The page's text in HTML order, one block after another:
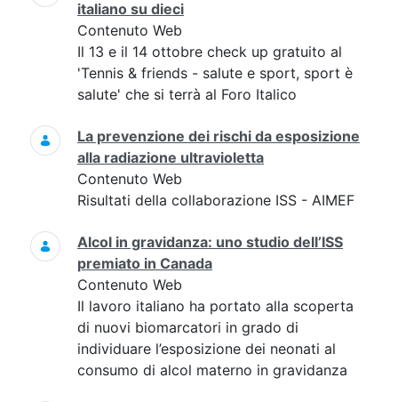
italiano su dieci
Contenuto Web
Il 13 e il 14 ottobre check up gratuito al
'Tennis & friends - salute e sport, sport è
salute' che si terrà al Foro Italico
La prevenzione dei rischi da esposizione
alla radiazione ultravioletta
Contenuto Web
Risultati della collaborazione ISS - AIMEF
Alcol in gravidanza: uno studio dell’ISS
premiato in Canada
Contenuto Web
Il lavoro italiano ha portato alla scoperta
di nuovi biomarcatori in grado di
individuare l’esposizione dei neonati al
consumo di alcol materno in gravidanza